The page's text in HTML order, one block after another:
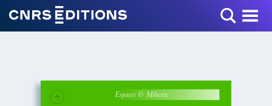
Toggle Menu
+